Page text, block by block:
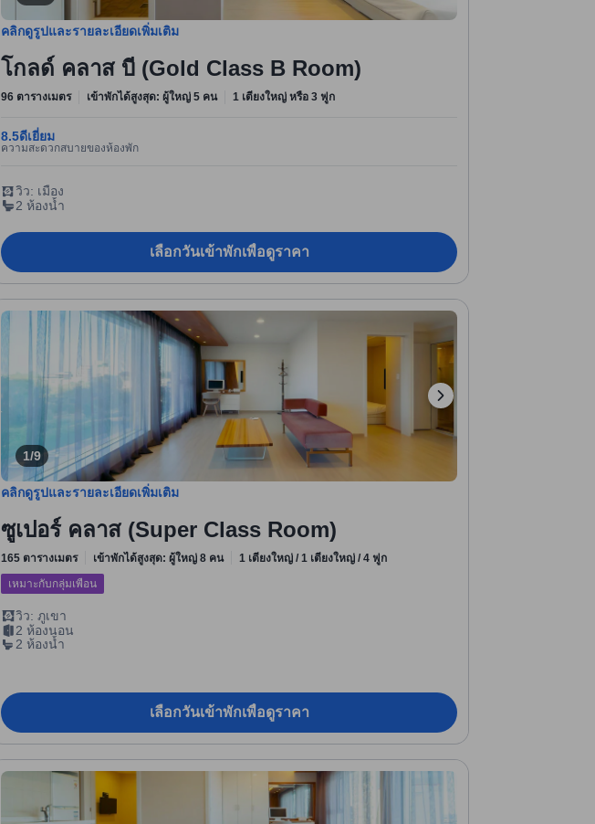
คลิกดูรูปและรายละเอียดเพิ่มเติม
โกลด์ คลาส บี (Gold Class B Room)
96 ตารางเมตร เข้าพักได้สูงสุด: ผู้ใหญ่ 5 คน 1 เตียงใหญ่ หรือ 3 ฟูก
8.5ดีเยี่ยม
ความสะดวกสบายของห้องพัก
วิว: เมือง
2 ห้องน้ำ
เลือกวันเข้าพักเพื่อดูราคา
1/9
คลิกดูรูปและรายละเอียดเพิ่มเติม
ซูเปอร์ คลาส (Super Class Room)
165 ตารางเมตร เข้าพักได้สูงสุด: ผู้ใหญ่ 8 คน 1 เตียงใหญ่ / 1 เตียงใหญ่ / 4 ฟูก
เหมาะกับกลุ่มเพื่อน
วิว: ภูเขา
2 ห้องนอน
2 ห้องน้ำ
เลือกวันเข้าพักเพื่อดูราคา